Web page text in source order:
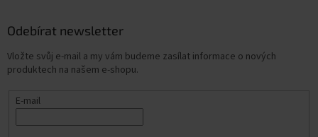
Odebírat newsletter
Vložte svůj e-mail a my vám budeme zasílat informace o nových
produktech na našem e-shopu.
E-mail